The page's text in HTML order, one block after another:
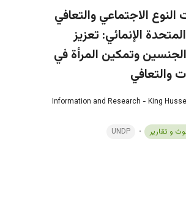
الاجتماعي والتعافي
الإنمائي: تعزيز
وتمكين المرأة في
والتعافي
Information and Research - King
و تقارير UNDP